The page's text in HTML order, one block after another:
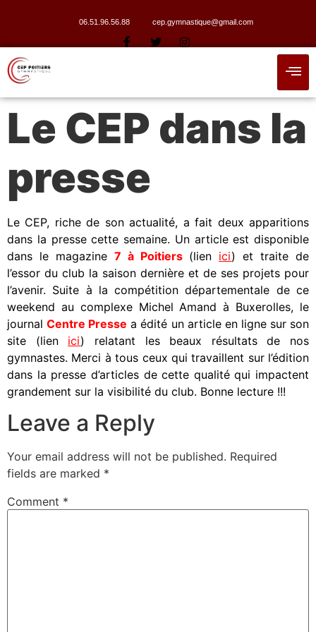
06.51.96.56.88 cep.gymnastique@gmail.com
Le CEP dans la
presse
Le CEP, riche de son actualité, a fait deux apparitions
dans la presse cette semaine. Un article est disponible
dans le magazine 7 à Poitiers(lien ici) et traite de
l’essor du club la saison dernière et de ses projets pour
l’avenir. Suite à la compétition départementale de ce
weekend au complexe Michel Amand à Buxerolles, le
journalCentre Presse a édité un article en ligne sur son
site (lien ici) relatant les beaux résultats de nos
gymnastes. Merci à tous ceux qui travaillent sur l’édition
dans la presse d’articles de cette qualité qui impactent
grandement sur la visibilité du club. Bonne lecture !!!
Leave a Reply
Your email address will not be published. Required
fields are marked *
Comment *